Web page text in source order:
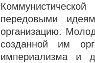
передовыми
организацию.
созданной им
империализма и